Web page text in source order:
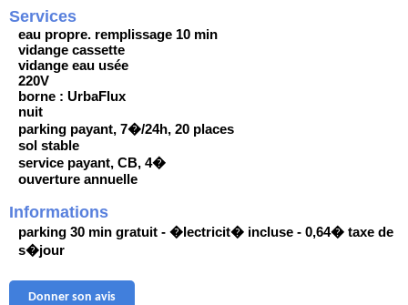
Services
eau propre. remplissage 10 min
vidange cassette
vidange eau usée
220V
borne : UrbaFlux
nuit
parking payant, 7�/24h, 20 places
sol stable
service payant, CB, 4�
ouverture annuelle
Informations
parking 30 min gratuit - �lectricit� incluse - 0,64� taxe de
s�jour
Donner son avis